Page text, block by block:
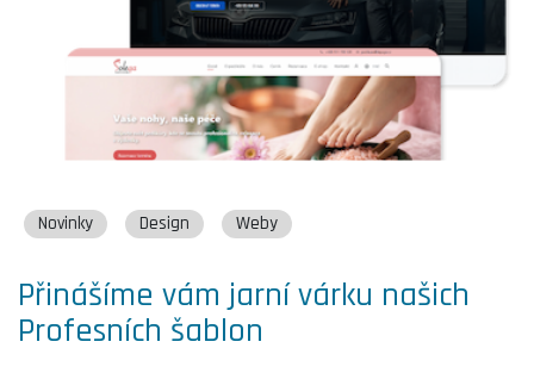
Novinky Design Weby
Přinášíme vám jarní várku našich
Profesních šablon